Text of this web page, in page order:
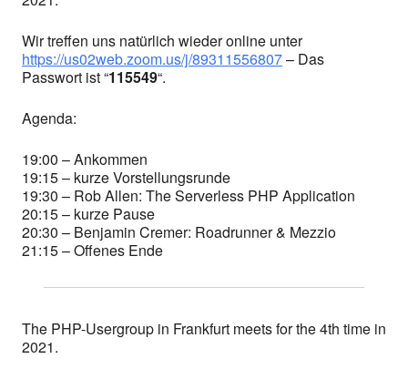
Wir treffen uns natürlich wieder online unter
https://us02web.zoom.us/j/89311556807– Das
Passwort ist “115549“.
Agenda:
19:00 – Ankommen
19:15 – kurze Vorstellungsrunde
19:30 – Rob Allen: The Serverless PHP Application
20:15 – kurze Pause
20:30 – Benjamin Cremer: Roadrunner & Mezzio
21:15 – Offenes Ende
The PHP-Usergroup in Frankfurt meets for the 4th time in
2021.